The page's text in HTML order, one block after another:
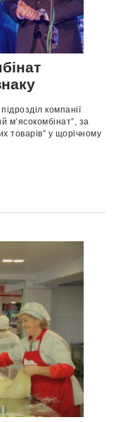
компанії
м’ясокомбінат”, за
товарів” у щорічному